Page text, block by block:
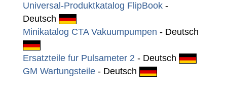
Universal-Produktkatalog FlipBook -
Deutsch
Minikatalog CTA Vakuumpumpen - Deutsch
Ersatzteile fur Pulsameter 2 - Deutsch
GM Wartungsteile - Deutsch